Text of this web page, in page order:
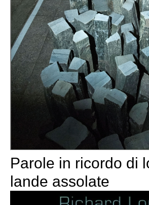
Parole in ricordo di
lande assolate